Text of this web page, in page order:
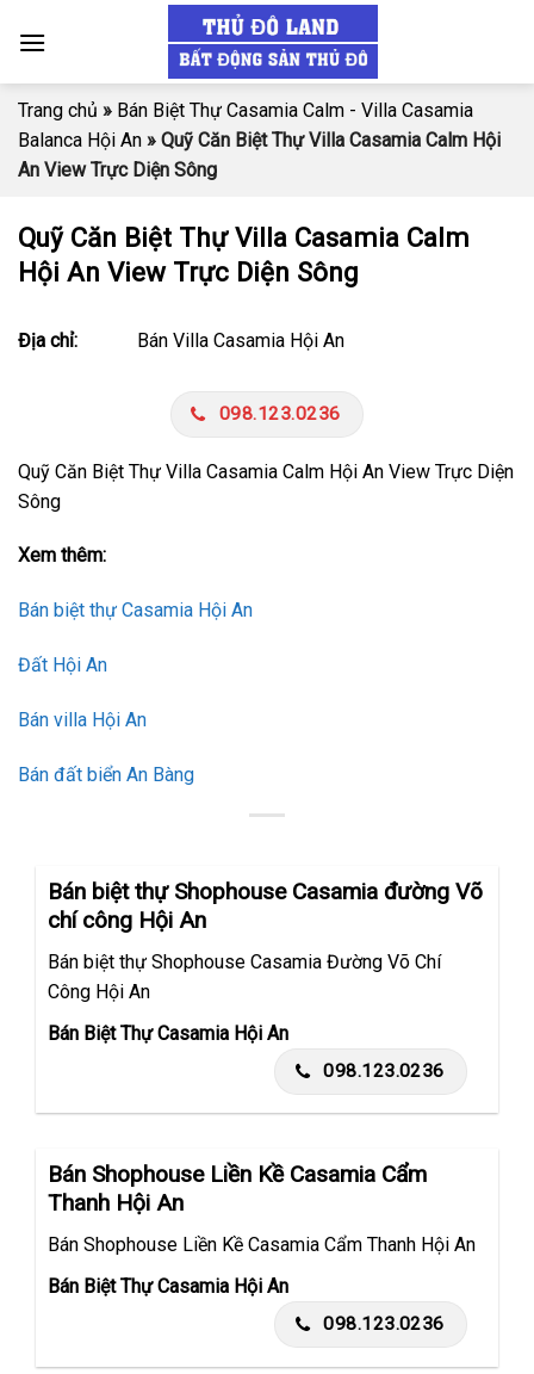
Trang chủ » Bán Biệt Thự Casamia Calm - Villa Casamia
Balanca Hội An » Quỹ Căn Biệt Thự Villa Casamia Calm Hội
An View Trực Diện Sông
Quỹ Căn Biệt Thự Villa Casamia Calm
Hội An View Trực Diện Sông
Địa chỉ: Bán Villa Casamia Hội An
098.123.0236
Quỹ Căn Biệt Thự Villa Casamia Calm Hội An View Trực Diện
Sông
Xem thêm:
Bán biệt thự Casamia Hội An
Đất Hội An
Bán villa Hội An
Bán đất biển An Bàng
Bán biệt thự Shophouse Casamia đường Võ
chí công Hội An
Bán biệt thự Shophouse Casamia Đường Võ Chí
Công Hội An
Bán Biệt Thự Casamia Hội An
098.123.0236
Bán Shophouse Liền Kề Casamia Cẩm
Thanh Hội An
Bán Shophouse Liền Kề Casamia Cẩm Thanh Hội An
Bán Biệt Thự Casamia Hội An
098.123.0236